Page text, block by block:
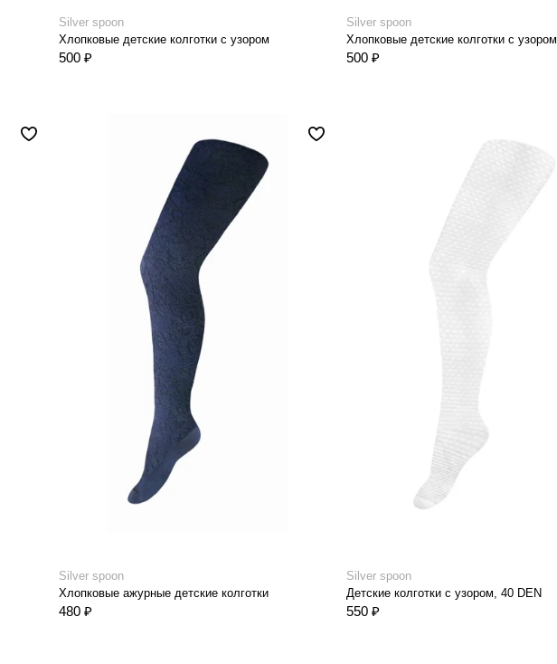
Silver spoon
Хлопковые детские колготки с узором
500 ₽
Silver spoon
Хлопковые детские колготки с узором
500 ₽
Silver spoon
Хлопковые ажурные детские колготки
480 ₽
Silver spoon
Детские колготки с узором, 40 DEN
550 ₽